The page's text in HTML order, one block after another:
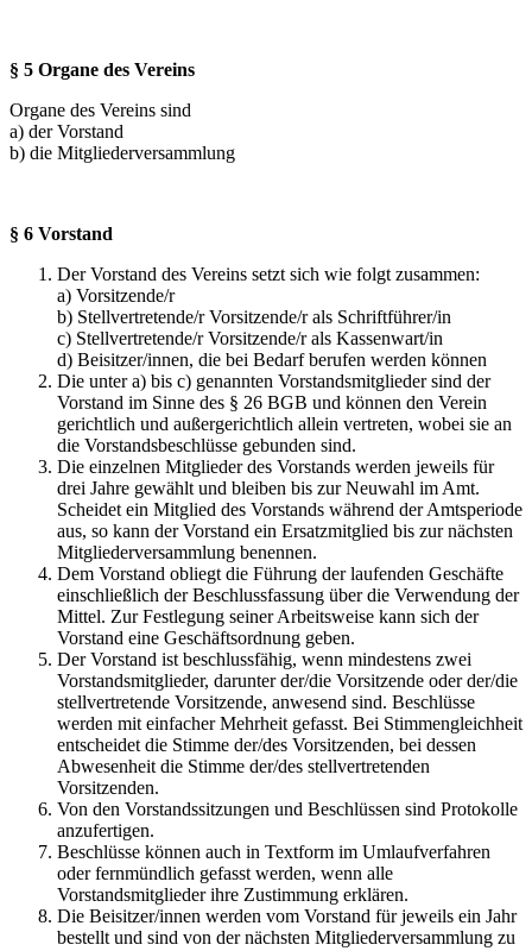
§ 5 Organe des Vereins
Organe des Vereins sind
a) der Vorstand
b) die Mitgliederversammlung
§ 6 Vorstand
Der Vorstand des Vereins setzt sich wie folgt zusammen:
a) Vorsitzende/r
b) Stellvertretende/r Vorsitzende/r als Schriftführer/in
c) Stellvertretende/r Vorsitzende/r als Kassenwart/in
d) Beisitzer/innen, die bei Bedarf berufen werden können
Die unter a) bis c) genannten Vorstandsmitglieder sind der
Vorstand im Sinne des § 26 BGB und können den Verein
gerichtlich und außergerichtlich allein vertreten, wobei sie an
die Vorstandsbeschlüsse gebunden sind.
Die einzelnen Mitglieder des Vorstands werden jeweils für
drei Jahre gewählt und bleiben bis zur Neuwahl im Amt.
Scheidet ein Mitglied des Vorstands während der Amtsperiode
aus, so kann der Vorstand ein Ersatzmitglied bis zur nächsten
Mitgliederversammlung benennen.
Dem Vorstand obliegt die Führung der laufenden Geschäfte
einschließlich der Beschlussfassung über die Verwendung der
Mittel. Zur Festlegung seiner Arbeitsweise kann sich der
Vorstand eine Geschäftsordnung geben.
Der Vorstand ist beschlussfähig, wenn mindestens zwei
Vorstandsmitglieder, darunter der/die Vorsitzende oder der/die
stellvertretende Vorsitzende, anwesend sind. Beschlüsse
werden mit einfacher Mehrheit gefasst. Bei Stimmengleichheit
entscheidet die Stimme der/des Vorsitzenden, bei dessen
Abwesenheit die Stimme der/des stellvertretenden
Vorsitzenden.
Von den Vorstandssitzungen und Beschlüssen sind Protokolle
anzufertigen.
Beschlüsse können auch in Textform im Umlaufverfahren
oder fernmündlich gefasst werden, wenn alle
Vorstandsmitglieder ihre Zustimmung erklären.
Die Beisitzer/innen werden vom Vorstand für jeweils ein Jahr
bestellt und sind von der nächsten Mitgliederversammlung zu